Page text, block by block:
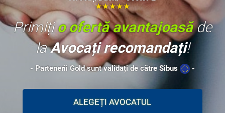
★★★★★
Primițio ofertă avantajoasăde
laAvocați recomandați!
- Partenerii Gold sunt validați de către Sibus -
ALEGEȚI AVOCATUL